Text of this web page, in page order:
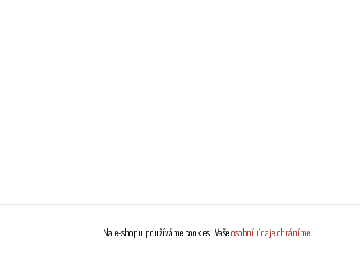
Na e-shopu používáme cookies. Vašeosobní údaje chráníme.